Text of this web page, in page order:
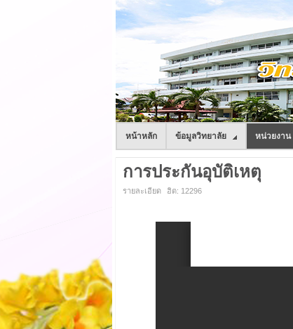
หน้าหลัก ข้อมูลวิทยาลัย หน่วยงาน
การประกันอุบัติเหตุ
รายละเอียด ฮิต: 12296